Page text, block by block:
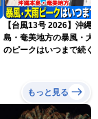
【台風13号 2026】沖縄
島・奄美地方の暴風・大
のピークはいつまで続く
もっと見る